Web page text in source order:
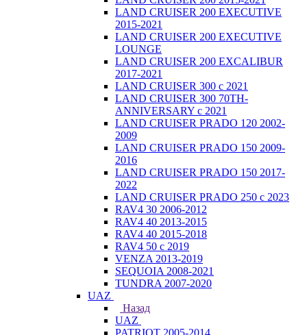
LAND CRUISER 200 EXECUTIVE
2015-2021
LAND CRUISER 200 EXECUTIVE
LOUNGE
LAND CRUISER 200 EXCALIBUR
2017-2021
LAND CRUISER 300 с 2021
LAND CRUISER 300 70TH-
ANNIVERSARY с 2021
LAND CRUISER PRADO 120 2002-
2009
LAND CRUISER PRADO 150 2009-
2016
LAND CRUISER PRADO 150 2017-
2022
LAND CRUISER PRADO 250 с 2023
RAV4 30 2006-2012
RAV4 40 2013-2015
RAV4 40 2015-2018
RAV4 50 с 2019
VENZA 2013-2019
SEQUOIA 2008-2021
TUNDRA 2007-2020
UAZ
Назад
UAZ
PATRIOT 2005-2014